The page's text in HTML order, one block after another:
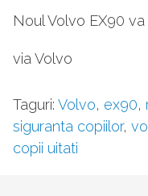
Noul Volvo EX90
via Volvo
Taguri: Volvo, ex90,
siguranta copiilor,
copii uitati